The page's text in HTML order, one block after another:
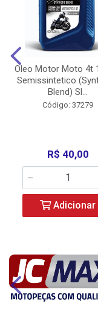
Oleo Motor Moto 4t
Semissintetico
Blend) Sl...
Código: 37279
R$ 40,00
Adicionar